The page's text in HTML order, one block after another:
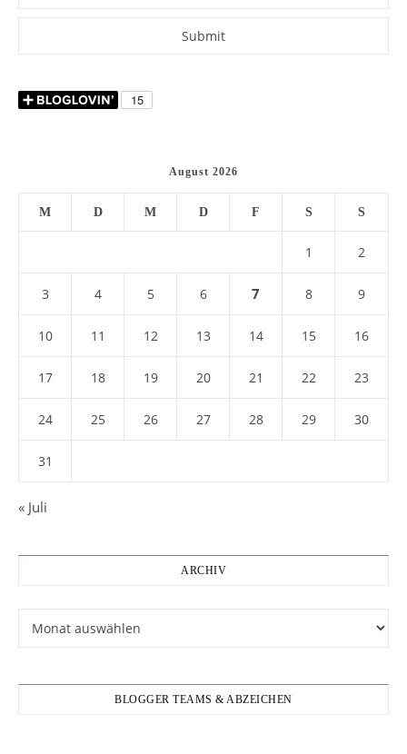
August 2026
M D M D F S S
1 2
3 4 5 6 7 8 9
10 11 12 13 14 15 16
17 18 19 20 21 22 23
24 25 26 27 28 29 30
31
« Juli
ARCHIV
BLOGGER TEAMS & ABZEICHEN